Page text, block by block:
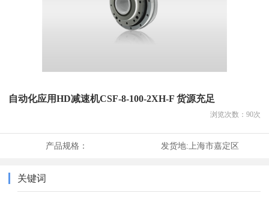
自动化应用HD减速机CSF-8-100-2XH-F 货源充足
浏览次数： 90次
产品规格： 发货地: 上海市嘉定区
关键词